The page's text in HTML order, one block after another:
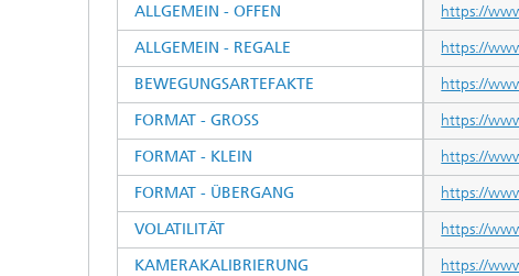
https://
https://
https://
https://
https://
https://
https://
https://
ALLGEMEIN - OFFEN
ALLGEMEIN - REGALE
BEWEGUNGSARTEFAKTE
FORMAT - GROSS
FORMAT - KLEIN
FORMAT - ÜBERGANG
VOLATILITÄT
KAMERAKALIBRIERUNG